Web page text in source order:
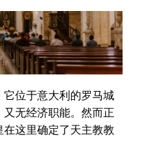
位于意大利的罗马城
无经济职能。然而正
这里确定了天主教教